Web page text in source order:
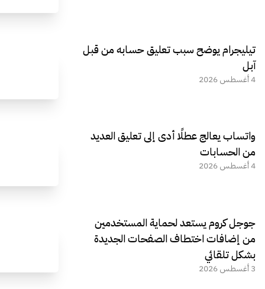
تيليجرام يوضح سبب تعليق حسابه من قبل
آبل
4 أغسطس 2026
واتساب يعالج عطلًا أدى إلى تعليق العديد
من الحسابات
4 أغسطس 2026
جوجل كروم يستعد لحماية المستخدمين
من إضافات اختطاف الصفحات الجديدة
بشكل تلقائي
3 أغسطس 2026